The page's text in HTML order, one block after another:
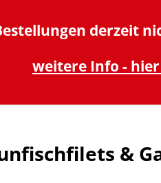
derzeit
weitere Info - hier
&